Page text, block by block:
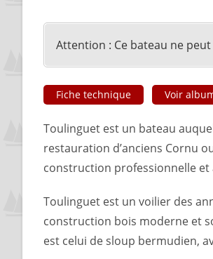
Attention : Ce bateau ne
Fiche technique Voir
Toulinguet est un bateau
restauration d’anciens Cornu
construction professionnelle et
Toulinguet est un voilier des
construction bois moderne et
est celui de sloup bermudien,